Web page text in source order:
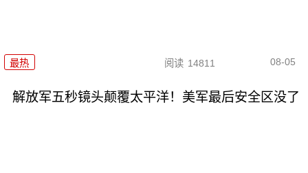
最热 阅读 14811 08-05
解放军五秒镜头颠覆太平洋！美军最后安全区没了